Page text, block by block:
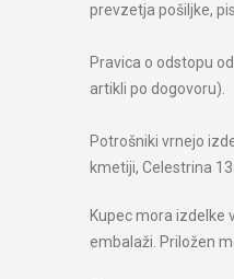
prevzetja pošiljke,
Pravica o odstopu
artikli po dogovoru).
Potrošniki vrnejo
kmetiji, Celestrina
Kupec mora izdelke
embalaži. Priložen